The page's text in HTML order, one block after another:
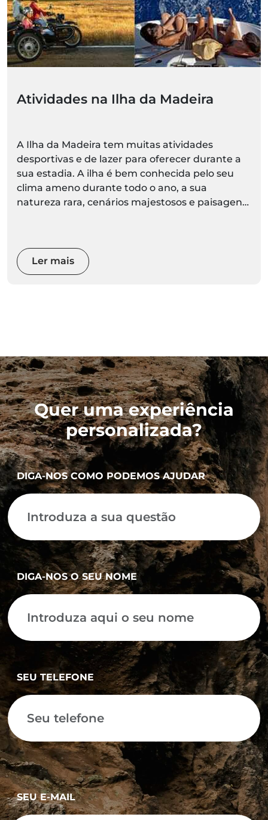
Atividades na Ilha da Madeira
A Ilha da Madeira tem muitas atividades
desportivas e de lazer para oferecer durante a
sua estadia. A ilha é bem conhecida pelo seu
clima ameno durante todo o ano, a sua
natureza rara, cenários majestosos e paisagens
Ler mais
Quer uma experiência
personalizada?
DIGA-NOS COMO PODEMOS AJUDAR
DIGA-NOS O SEU NOME
SEU TELEFONE
SEU E-MAIL